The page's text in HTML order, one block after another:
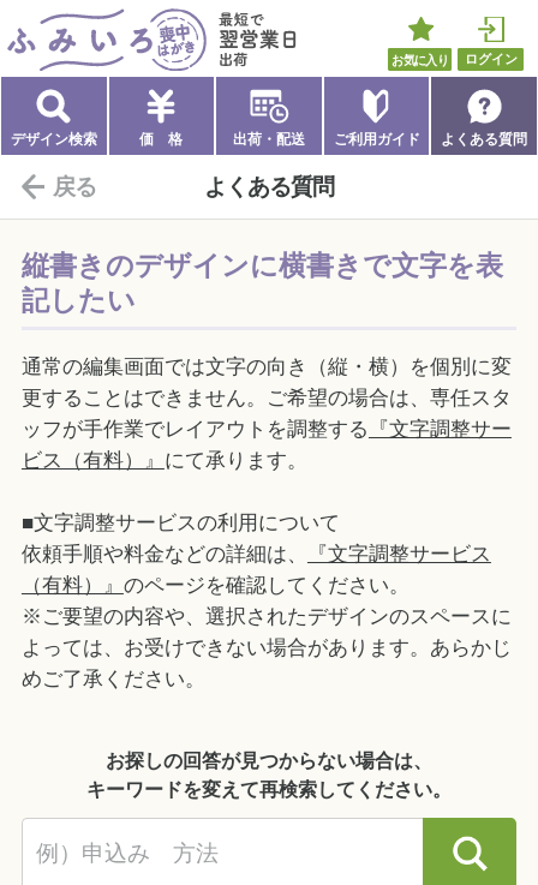
ふみいろ喪中はがき 最短で翌営業日出荷
お気に入り ログイン
デザイン検索 価 格 出荷・配送 ご利用ガイド よくある質問
よくある質問
戻る
縦書きのデザインに横書きで文字を表
記したい
通常の編集画面では文字の向き（縦・横）を個別に変
更することはできません。ご希望の場合は、専任スタ
ッフが手作業でレイアウトを調整する
『文字調整サー
ビス（有料）』 にて承ります。
■文字調整サービスの利用について
依頼手順や料金などの詳細は、
『文字調整サービス
（有料）』 のページを確認してください。
※ご要望の内容や、選択されたデザインのスペースに
よっては、お受けできない場合があります。あらかじ
めご了承ください。
お探しの回答が見つからない場合は、
キーワードを変えて再検索してください。